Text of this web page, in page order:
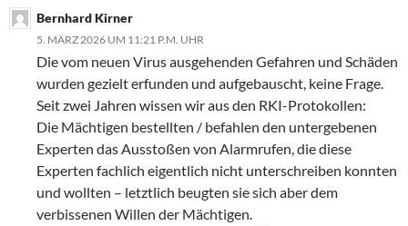
Bernhard Kirner
5. MÄRZ 2026 UM 11:21 P.M. UHR
Die vom neuen Virus ausgehenden Gefahren und Schäden
wurden gezielt erfunden und aufgebauscht, keine Frage.
Seit zwei Jahren wissen wir aus den RKI-Protokollen:
Die Mächtigen bestellten / befahlen den untergebenen
Experten das Ausstoßen von Alarmrufen, die diese
Experten fachlich eigentlich nicht unterschreiben konnten
und wollten – letztlich beugten sie sich aber dem
verbissenen Willen der Mächtigen.